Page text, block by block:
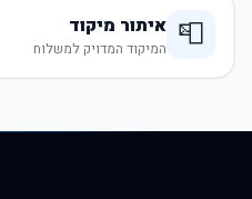
📮 איתור מיקוד
המיקוד המדויק למשלוח